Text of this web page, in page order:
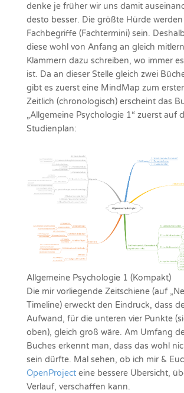
denke je früher wir uns damit
desto besser. Die größte Hürde
Fachbegriffe (Fachtermini) sein.
diese wohl von Anfang an gleich
Klammern dazu schreiben, wo immer
ist. Da an dieser Stelle gleich zwei
gibt es zuerst eine MindMap zum
Zeitlich (chronologisch) erscheint das
„Allgemeine Psychologie 1“ zuerst auf
Studienplan:
Allgemeine Psychologie 1 (Kompakt)
Die mir vorliegende Zeitschiene (auf
Timeline) erweckt den Eindruck, dass
Aufwand, für die unteren vier Punkte
oben), gleich groß wäre. Am Umfang
Buches erkennt man, dass das wohl
sein dürfte. Mal sehen, ob ich mir &
OpenProjecteine bessere Übersicht,
Verlauf, verschaffen kann.